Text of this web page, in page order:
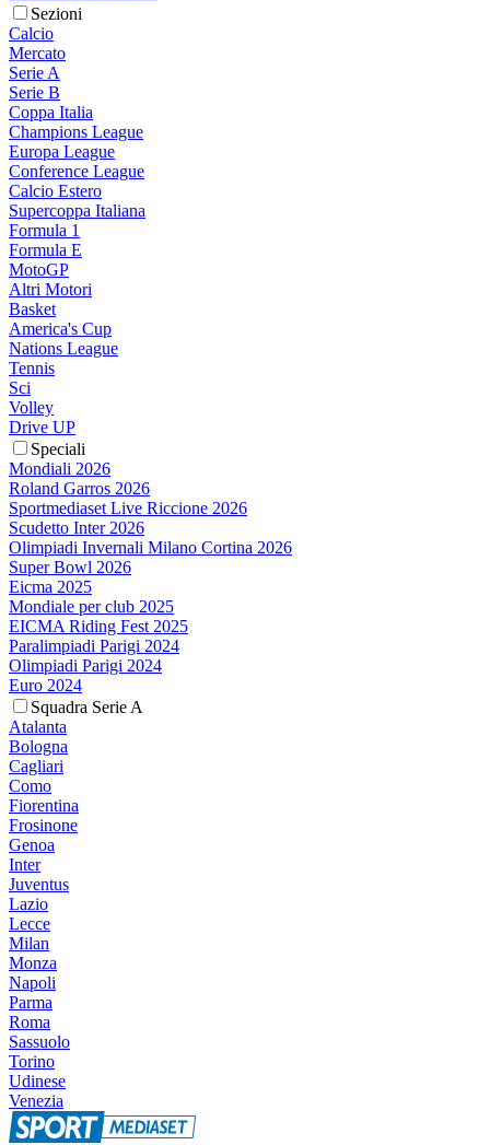
Sezioni
Calcio
Mercato
Serie A
Serie B
Coppa Italia
Champions League
Europa League
Conference League
Calcio Estero
Supercoppa Italiana
Formula 1
Formula E
MotoGP
Altri Motori
Basket
America's Cup
Nations League
Tennis
Sci
Volley
Drive UP
Speciali
Mondiali 2026
Roland Garros 2026
Sportmediaset Live Riccione 2026
Scudetto Inter 2026
Olimpiadi Invernali Milano Cortina 2026
Super Bowl 2026
Eicma 2025
Mondiale per club 2025
EICMA Riding Fest 2025
Paralimpiadi Parigi 2024
Olimpiadi Parigi 2024
Euro 2024
Squadra Serie A
Atalanta
Bologna
Cagliari
Como
Fiorentina
Frosinone
Genoa
Inter
Juventus
Lazio
Lecce
Milan
Monza
Napoli
Parma
Roma
Sassuolo
Torino
Udinese
Venezia